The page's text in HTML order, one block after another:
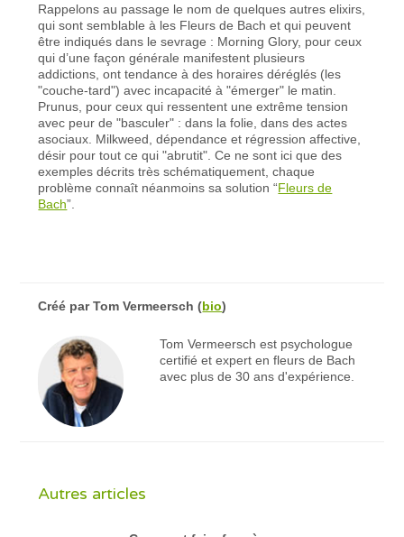
Rappelons au passage le nom de quelques autres elixirs,
qui sont semblable à les Fleurs de Bach et qui peuvent
être indiqués dans le sevrage : Morning Glory, pour ceux
qui d’une façon générale manifestent plusieurs
addictions, ont tendance à des horaires déréglés (les
"couche-tard") avec incapacité à "émerger" le matin.
Prunus, pour ceux qui ressentent une extrême tension
avec peur de "basculer" : dans la folie, dans des actes
asociaux. Milkweed, dépendance et régression affective,
désir pour tout ce qui "abrutit". Ce ne sont ici que des
exemples décrits très schématiquement, chaque
problème connaît néanmoins sa solution “Fleurs de
Bach”.
Créé parTom Vermeersch (bio)
Tom Vermeersch est psychologue
certifié et expert en fleurs de Bach
avec plus de 30 ans d'expérience.
Autres articles